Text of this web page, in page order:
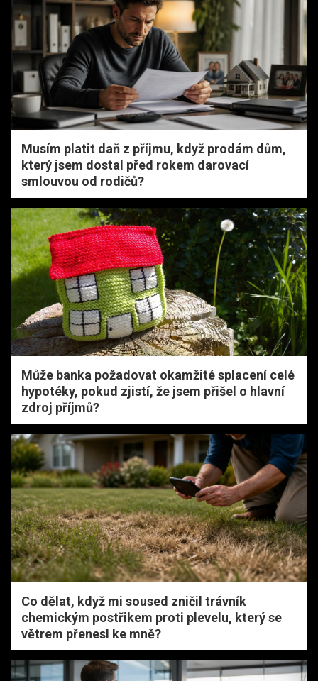
Musím platit daň z příjmu, když prodám dům,
který jsem dostal před rokem darovací
smlouvou od rodičů?
Může banka požadovat okamžité splacení celé
hypotéky, pokud zjistí, že jsem přišel o hlavní
zdroj příjmů?
Co dělat, když mi soused zničil trávník
chemickým postřikem proti plevelu, který se
větrem přenesl ke mně?